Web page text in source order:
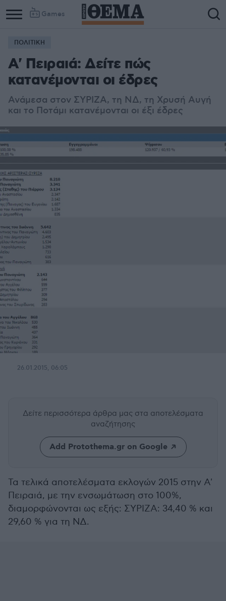
Games
ΠΟΛΙΤΙΚΗ
Α' Πειραιά: Δείτε πώς
κατανέμονται οι έδρες
Ανάμεσα στον ΣΥΡΙΖΑ, τη ΝΔ, τη Χρυσή Αυγή
και το Ποτάμι κατανέμονται οι έξι έδρες
26.01.2015, 06:05
Δείτε περισσότερα άρθρα μας στα αποτελέσματα
αναζήτησης
Add Protothema.gr on Google
Τα τελικά αποτελέσματα εκλογών 2015 στην Α'
Πειραιά, με την ενσωμάτωση στο 100%,
διαμορφώνονται ως εξής: ΣΥΡΙΖΑ: 34,40 % και
29,60 % για τη ΝΔ.